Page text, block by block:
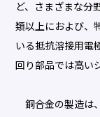
ど、さまざまな分
類以上におよび、
いる抵抗溶接用電
回り部品では高い
銅合金の製造は